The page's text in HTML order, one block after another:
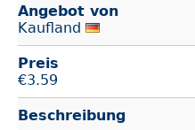
Angebot von
Kaufland
Preis
€3.59
Beschreibung